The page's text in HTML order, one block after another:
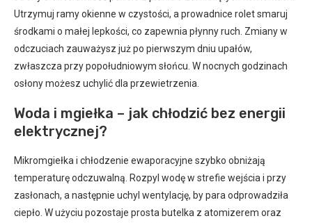
Utrzymuj ramy okienne w czystości, a prowadnice rolet smaruj
środkami o małej lepkości, co zapewnia płynny ruch. Zmiany w
odczuciach zauważysz już po pierwszym dniu upałów,
zwłaszcza przy popołudniowym słońcu. W nocnych godzinach
osłony możesz uchylić dla przewietrzenia.
Woda i mgiełka – jak chłodzić bez energii
elektrycznej?
Mikromgiełka i chłodzenie ewaporacyjne szybko obniżają
temperaturę odczuwalną. Rozpyl wodę w strefie wejścia i przy
zasłonach, a następnie uchyl wentylację, by para odprowadziła
ciepło. W użyciu pozostaje prosta butelka z atomizerem oraz